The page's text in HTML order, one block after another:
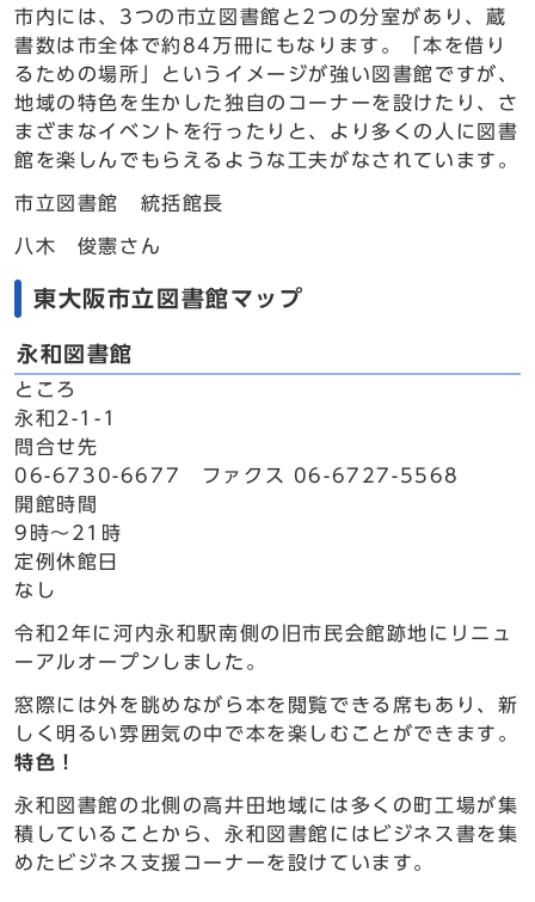
市内には、3つの市立図書館と2つの分室があり、蔵
書数は市全体で約84万冊にもなります。「本を借り
るための場所」というイメージが強い図書館ですが、
地域の特色を生かした独自のコーナーを設けたり、さ
まざまなイベントを行ったりと、より多くの人に図書
館を楽しんでもらえるような工夫がなされています。
市立図書館 統括館長
八木 俊憲さん
東大阪市立図書館マップ
永和図書館
ところ
永和2-1-1
問合せ先
06-6730-6677 ファクス 06-6727-5568
開館時間
9時～21時
定例休館日
なし
令和2年に河内永和駅南側の旧市民会館跡地にリニュ
ーアルオープンしました。
窓際には外を眺めながら本を閲覧できる席もあり、新
しく明るい雰囲気の中で本を楽しむことができます。
特色！
永和図書館の北側の高井田地域には多くの町工場が集
積していることから、永和図書館にはビジネス書を集
めたビジネス支援コーナーを設けています。